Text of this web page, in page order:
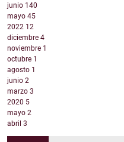
junio 140
mayo 45
2022 12
diciembre 4
noviembre 1
octubre 1
agosto 1
junio 2
marzo 3
2020 5
mayo 2
abril 3